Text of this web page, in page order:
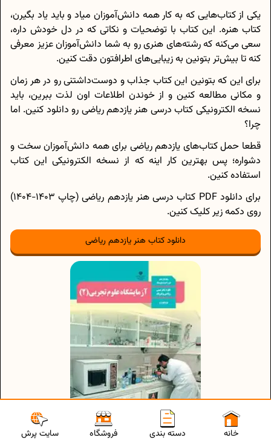
یکی از کتاب‌هایی که به کار همه دانش‌آموزان میاد و باید یاد بگیرن،
کتاب هنره. این کتاب با توضحیات و نکاتی که در دل خودش داره،
سعی می‌کنه که رشته‌های هنری رو به شما دانش‌آموزان عزیز معرفی
کنه تا بیش‌تر بتونین به زیبایی‌های اطرافتون دقت کنین.
برای این که بتونین این کتاب جذاب و دوست‌داشتنی رو در هر زمان
و مکانی مطالعه کنین و از خوندن اطلاعات اون لذت ببرین، باید
نسخه الکترونیکی کتاب درسی هنر یازدهم ریاضی رو دانلود کنین. اما
چرا؟
قطعا حمل کتاب‌های یازدهم ریاضی برای همه دانش‌آموزان سخت و
دشواره؛ پس بهترین کار اینه که از نسخه الکترونیکی این کتاب
استفاده کنین.
برای دانلود PDF کتاب درسی هنر یازدهم ریاضی (چاپ 1403-1404)
روی دکمه زیر کلیک کنین.
دانلود کتاب هنر یازدهم ریاضی
سایت پرش فروشگاه دسته بندی خانه